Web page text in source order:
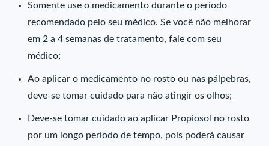
Somente use o medicamento durante o período
recomendado pelo seu médico. Se você não melhorar
em 2 a 4 semanas de tratamento, fale com seu
médico;
Ao aplicar o medicamento no rosto ou nas pálpebras,
deve-se tomar cuidado para não atingir os olhos;
Deve-se tomar cuidado ao aplicar Propiosol no rosto
por um longo período de tempo, pois poderá causar